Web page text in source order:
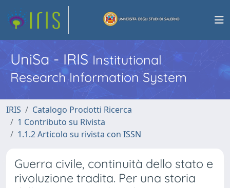
UniSa - IRISInstitutional
Research Information System
IRIS
Catalogo Prodotti Ricerca
1 Contributo su Rivista
1.1.2 Articolo su rivista con ISSN
Guerra civile, continuità dello stato e
rivoluzione tradita. Per una storia